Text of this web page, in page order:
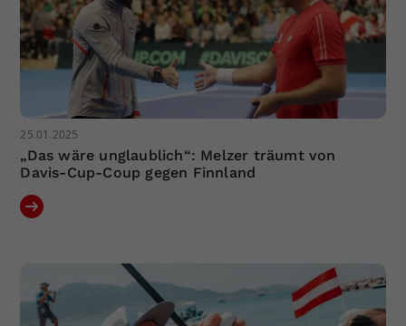
25.01.2025
„Das wäre unglaublich“: Melzer träumt von
Davis-Cup-Coup gegen Finnland